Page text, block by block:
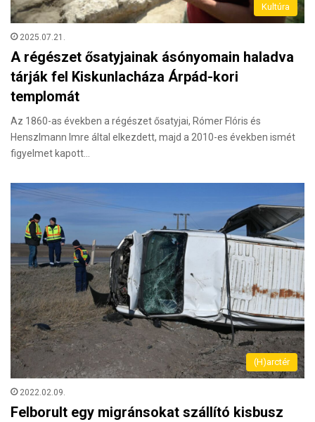
Kultúra
2025.07.21.
A régészet ősatyjainak ásónyomain haladva
tárják fel Kiskunlacháza Árpád-kori
templomát
Az 1860-as években a régészet ősatyjai, Rómer Flóris és
Henszlmann Imre által elkezdett, majd a 2010-es években ismét
figyelmet kapott…
(H)arctér
2022.02.09.
Felborult egy migránsokat szállító kisbusz